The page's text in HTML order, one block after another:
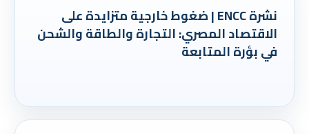
نشرة ENCC | ضغوط خارجية متزايدة على
الاقتصاد المصري: التجارة والطاقة والشحن
في بؤرة المتابعة